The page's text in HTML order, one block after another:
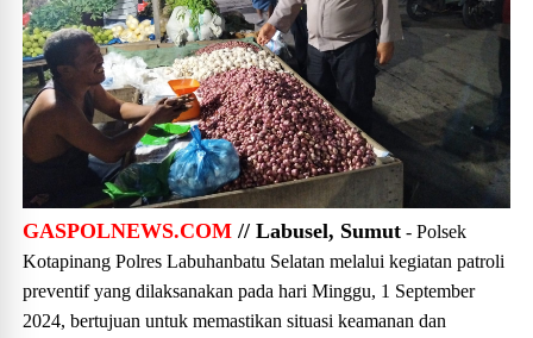
GASPOLNEWS.COM // Labusel, Sumut - Polsek
Kotapinang Polres Labuhanbatu Selatan melalui kegiatan patroli
preventif yang dilaksanakan pada hari Minggu, 1 September
2024, bertujuan untuk memastikan situasi keamanan dan